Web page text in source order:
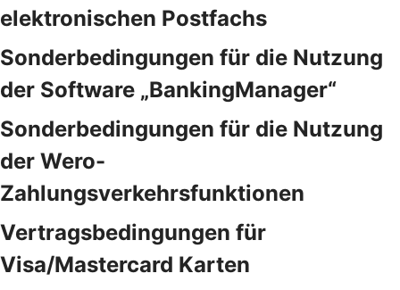
elektronischen Postfachs
Sonderbedingungen für die Nutzung
der Software „BankingManager“
Sonderbedingungen für die Nutzung
der Wero-
Zahlungsverkehrsfunktionen
Vertragsbedingungen für
Visa/Mastercard Karten